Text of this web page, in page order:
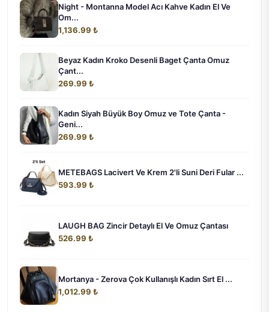
Night - Montanna Model Acı Kahve Kadın El Ve
Om...
1,136.99 ₺
Beyaz Kadın Kroko Desenli Baget Çanta Omuz
Çant...
269.99 ₺
Kadın Siyah Büyük Boy Omuz ve Tote Çanta -
Geni...
269.99 ₺
METEBAGS Lacivert Ve Krem 2'li Suni Deri Fular ...
593.99 ₺
LAUGH BAG Zincir Detaylı El Ve Omuz Çantası
526.99 ₺
Mortanya - Zerova Çok Kullanışlı Kadın Sırt El ...
1,012.99 ₺